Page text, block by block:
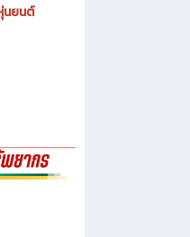
บำรุง
ยนต์